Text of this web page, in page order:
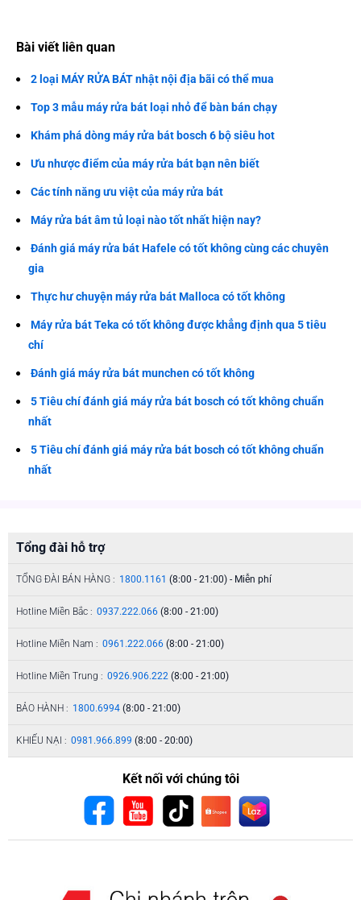
Bài viết liên quan
2 loại MÁY RỬA BÁT nhật nội địa bãi có thể mua
Top 3 mẫu máy rửa bát loại nhỏ để bàn bán chạy
Khám phá dòng máy rửa bát bosch 6 bộ siêu hot
Ưu nhược điểm của máy rửa bát bạn nên biết
Các tính năng ưu việt của máy rửa bát
Máy rửa bát âm tủ loại nào tốt nhất hiện nay?
Đánh giá máy rửa bát Hafele có tốt không cùng các chuyên
gia
Thực hư chuyện máy rửa bát Malloca có tốt không
Máy rửa bát Teka có tốt không được khẳng định qua 5 tiêu
chí
Đánh giá máy rửa bát munchen có tốt không
5 Tiêu chí đánh giá máy rửa bát bosch có tốt không chuẩn
nhất
5 Tiêu chí đánh giá máy rửa bát bosch có tốt không chuẩn
nhất
Tổng đài hỗ trợ
TỔNG ĐÀI BÁN HÀNG : 1800.1161 (8:00 - 21:00) - Miễn phí
Hotline Miền Bắc : 0937.222.066 (8:00 - 21:00)
Hotline Miền Nam : 0961.222.066 (8:00 - 21:00)
Hotline Miền Trung : 0926.906.222 (8:00 - 21:00)
BẢO HÀNH : 1800.6994 (8:00 - 21:00)
KHIẾU NẠI : 0981.966.899 (8:00 - 20:00)
Kết nối với chúng tôi